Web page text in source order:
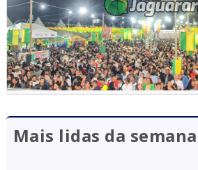
Mais lidas da semana